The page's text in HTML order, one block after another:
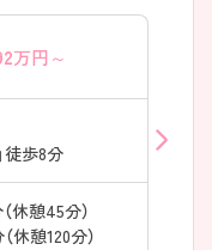
万円～
徒歩8分
休憩45分）
休憩120分）